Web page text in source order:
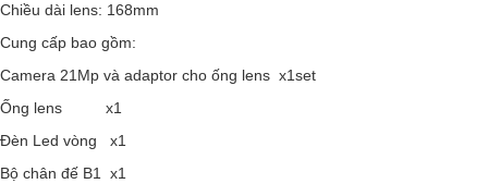
Chiều dài lens: 168mm
Cung cấp bao gồm:
Camera 21Mp và adaptor cho ống lens x1set
Ống lens x1
Đèn Led vòng x1
Bộ chân đế B1 x1